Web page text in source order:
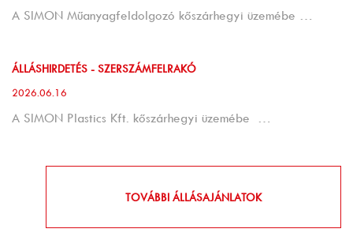
A SIMON Műanyagfeldolgozó kőszárhegyi üzemébe …
ÁLLÁSHIRDETÉS - SZERSZÁMFELRAKÓ
2026.06.16
A SIMON Plastics Kft. kőszárhegyi üzemébe …
TOVÁBBI ÁLLÁSAJÁNLATOK